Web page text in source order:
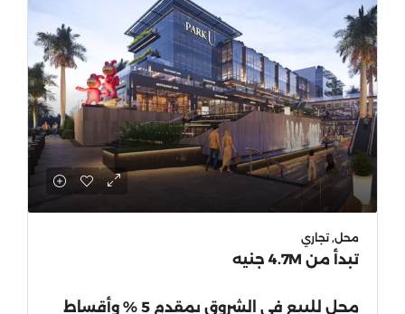
محل, تجاري
تبدأ من 4.7M جنيه
محل للبيع في الشروق بمقدم 5 % وأقساط